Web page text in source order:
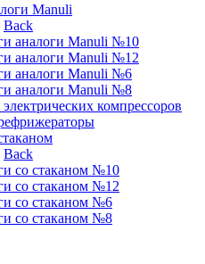
Manuli
Back
аналоги Manuli №10
аналоги Manuli №12
аналоги Manuli №6
аналоги Manuli №8
компрессоров
Back
со стаканом №10
со стаканом №12
со стаканом №6
со стаканом №8